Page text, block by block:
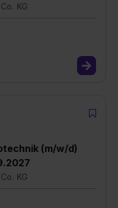
KG
(m/w/d)
KG